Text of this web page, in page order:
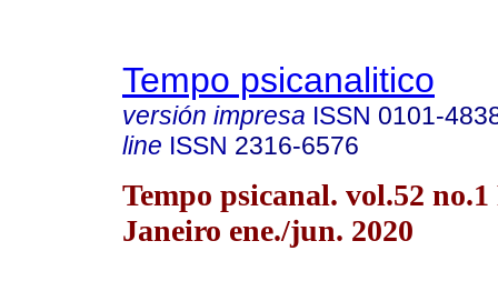
Tempo psicanalitico
versión impresa ISSN 0101-
line ISSN 2316-6576
Tempo psicanal. vol.52 no.1
Janeiro ene./jun. 2020